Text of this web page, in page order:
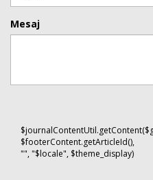
Mesaj
$footerContent.getArticleId(),
"", "$locale", $theme_display)